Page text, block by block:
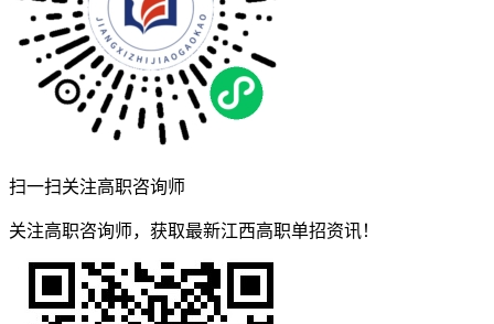
扫一扫关注高职咨询师
关注高职咨询师，获取最新江西高职单招资讯！